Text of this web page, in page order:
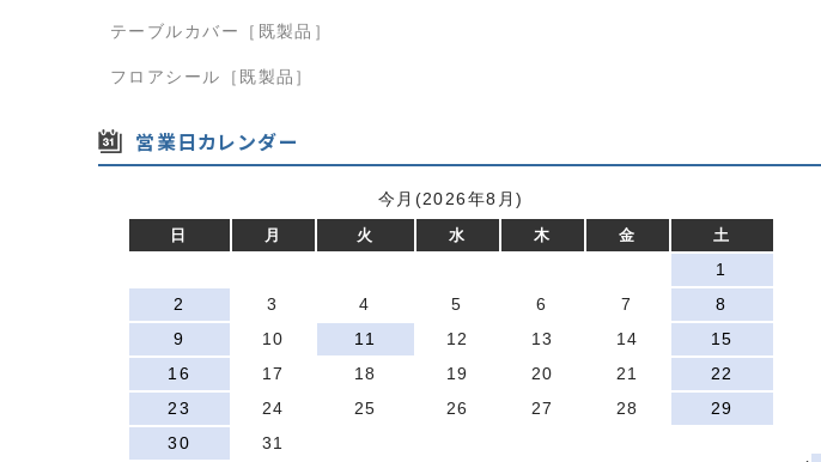
テーブルカバー［既製品］
フロアシール［既製品］
営業日カレンダー
今月(2026年8月)
日 月 火 水 木 金 土
1
2
3 4 5 6 7
8
9
10 11 12 13 14
15
16
17 18 19 20 21
22
23
24 25 26 27 28
29
30
31